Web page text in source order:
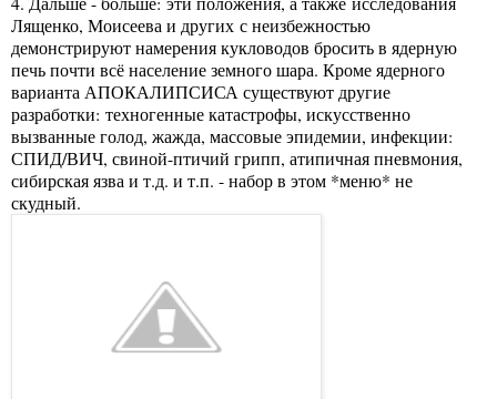
Лященко, Моисеева и других с неизбежностью
демонстрируют намерения кукловодов бросить в ядерную
печь почти всё население земного шара. Кроме ядерного
варианта АПОКАЛИПСИСА существуют другие
разработки: техногенные катастрофы, искусственно
вызванные голод, жажда, массовые эпидемии, инфекции:
СПИД/ВИЧ, свиной-птичий грипп, атипичная пневмония,
сибирская язва и т.д. и т.п. - набор в этом *меню* не
скудный.